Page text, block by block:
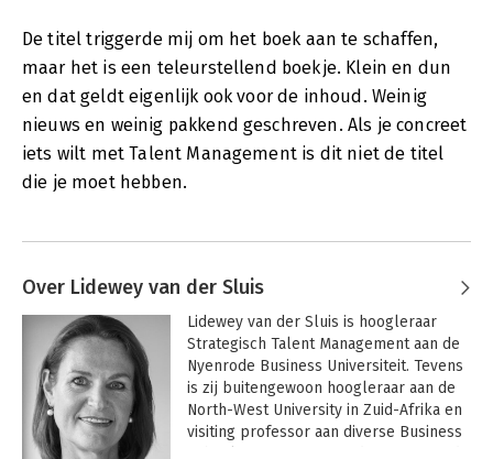
De titel triggerde mij om het boek aan te schaffen,
maar het is een teleurstellend boekje. Klein en dun
en dat geldt eigenlijk ook voor de inhoud. Weinig
nieuws en weinig pakkend geschreven. Als je concreet
iets wilt met Talent Management is dit niet de titel
die je moet hebben.
Over Lidewey van der Sluis
Lidewey van der Sluis is hoogleraar
Strategisch Talent Management aan de
Nyenrode Business Universiteit. Tevens
is zij buitengewoon hoogleraar aan de
North-West University in Zuid-Afrika en
visiting professor aan diverse Business